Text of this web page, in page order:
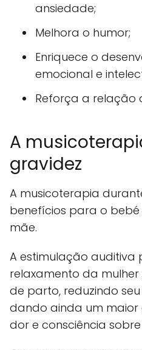
ansiedade;
Melhora o humor;
Enriquece o
emocional e
Reforça a relação
A
gravidez
A musicoterapia
benefícios para o
mãe.
A estimulação auditiva
relaxamento da
de parto, reduzindo
dando ainda um
dor e consciência